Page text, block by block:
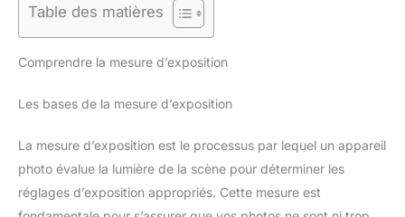
Table des matières
Comprendre la mesure d’exposition
Les bases de la mesure d’exposition
La mesure d’exposition est le processus par lequel un appareil
photo évalue la lumière de la scène pour déterminer les
réglages d’exposition appropriés. Cette mesure est